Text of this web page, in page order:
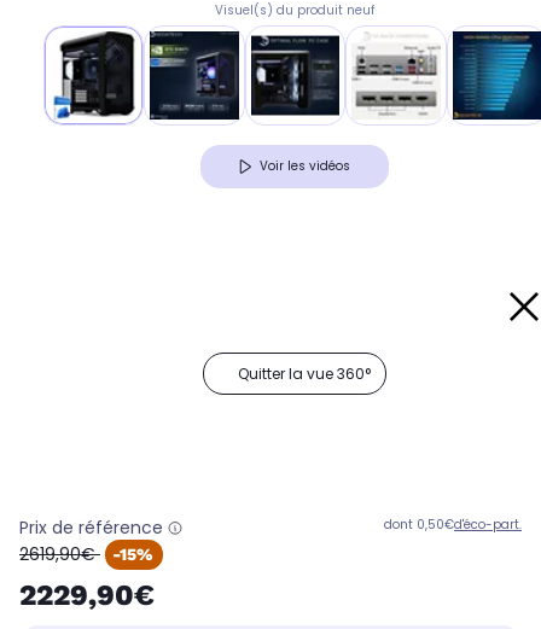
Visuel(s) du produit neuf
Voir les vidéos
Quitter la vue 360°
Prix de référence
oldPrice
2619,90€ -15%
2229,90€
dont 0,50€d'éco-part.